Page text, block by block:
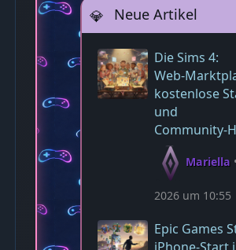
Neue Artikel
Die Sims 4:
kostenlose
und
Mariella
2026 um 10:55
Epic Games